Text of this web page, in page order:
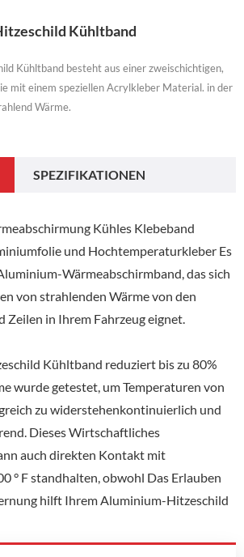
Kühltband
Kühltband besteht aus einer zweischichtigen,
mit einem speziellen Acrylkleber Material. in der
Wärme.
SPEZIFIKATIONEN
Kühles Klebeband
und Hochtemperaturkleber Es
Wärmeabschirmband, das sich
von strahlenden Wärme von den
Zeilen in Ihrem Fahrzeug eignet.
Kühltband reduziert bis zu 80%
wurde getestet, um Temperaturen von
zu widerstehenkontinuierlich und
Dieses Wirtschaftliches
auch direkten Kontakt mit
° F standhalten, obwohl Das Erlauben
hilft Ihrem Aluminium-Hitzeschild